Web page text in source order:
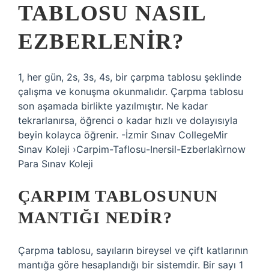
TABLOSU NASIL
EZBERLENIR?
1, her gün, 2s, 3s, 4s, bir çarpma tablosu şeklinde
çalışma ve konuşma okunmalıdır. Çarpma tablosu
son aşamada birlikte yazılmıştır. Ne kadar
tekrarlanırsa, öğrenci o kadar hızlı ve dolayısıyla
beyin kolayca öğrenir. -İzmir Sınav CollegeMir
Sınav Koleji ›Carpim-Taflosu-Inersil-Ezberlakìrnow
Para Sınav Koleji
ÇARPIM TABLOSUNUN
MANTIĞI NEDIR?
Çarpma tablosu, sayıların bireysel ve çift katlarının
mantığa göre hesaplandığı bir sistemdir. Bir sayı 1